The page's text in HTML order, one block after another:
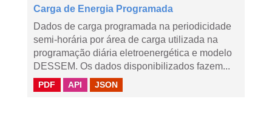
Carga de Energia Programada
Dados de carga programada na periodicidade
semi-horária por área de carga utilizada na
programação diária eletroenergética e modelo
DESSEM. Os dados disponibilizados fazem...
PDF API JSON